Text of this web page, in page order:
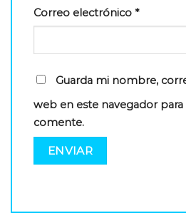
Correo electrónico *
Guarda mi nombre,
web en este navegador
comente.